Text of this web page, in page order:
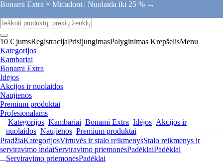
Bonami Extra × Micadoni | Nuolaida iki 25 % →
10 € jumsRegistracijaPrisijungimasPalyginimas KrepšelisMenu
Kategorijos
Kambariai
Bonami Extra
Idėjos
Akcijos ir nuolaidos
Naujienos
Premium produktai
Profesionalams
Kategorijos Kambariai Bonami Extra Idėjos Akcijos ir
nuolaidos Naujienos Premium produktai
PradžiaKategorijosVirtuvės ir stalo reikmenysStalo reikmenys ir
serviravimo indaiServiravimo priemonėsPadėklaiPadėklai
...Serviravimo priemonėsPadėklai